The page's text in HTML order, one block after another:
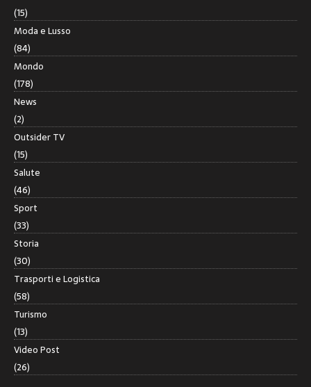
(15)
Moda e Lusso
(84)
Mondo
(178)
News
(2)
Outsider TV
(15)
Salute
(46)
Sport
(33)
Storia
(30)
Trasporti e Logistica
(58)
Turismo
(13)
Video Post
(26)